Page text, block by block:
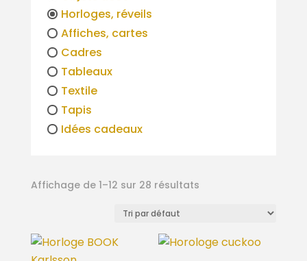
Horloges, réveils
Affiches, cartes
Cadres
Tableaux
Textile
Tapis
Idées cadeaux
Affichage de 1–12 sur 28 résultats